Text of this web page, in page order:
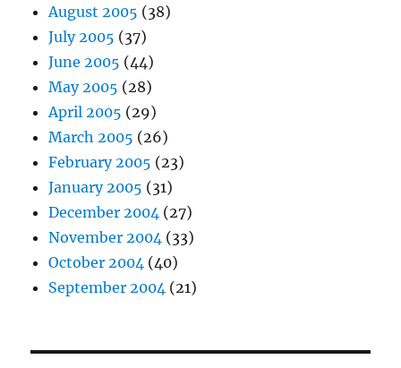
August 2005 (38)
July 2005 (37)
June 2005 (44)
May 2005 (28)
April 2005 (29)
March 2005 (26)
February 2005 (23)
January 2005 (31)
December 2004 (27)
November 2004 (33)
October 2004 (40)
September 2004 (21)